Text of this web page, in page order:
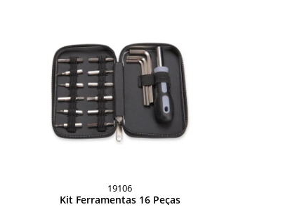
19106
Kit Ferramentas 16 Peças